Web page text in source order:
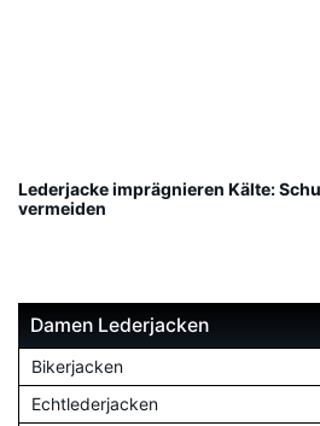
Lederjacke imprägnieren Kälte:
vermeiden
Damen Lederjacken
Bikerjacken
Echtlederjacken